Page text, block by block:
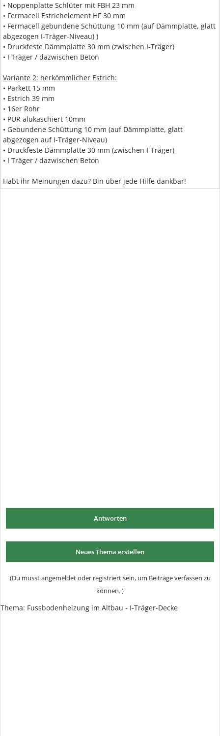
• Noppenplatte Schlüter mit FBH 23 mm
• Fermacell Estrichelement HF 30 mm
• Fermacell gebundene Schüttung 10 mm (auf Dämmplatte, glatt
abgezogen I-Träger-Niveau) )
• Druckfeste Dämmplatte 30 mm (zwischen I-Träger)
• I Träger / dazwischen Beton
Variante 2: herkömmlicher Estrich:
• Parkett 15 mm
• Estrich 39 mm
• 16er Rohr
• PUR alukaschiert 10mm
• Gebundene Schüttung 10 mm (auf Dämmplatte, glatt
abgezogen auf I-Träger-Niveau)
• Druckfeste Dämmplatte 30 mm (zwischen I-Träger)
• I Träger / dazwischen Beton
Habt ihr Meinungen dazu? Bin über jede Hilfe dankbar!
Antworten
Neues Thema erstellen
(Du musst angemeldet oder registriert sein, um Beiträge verfassen zu
können. )
Thema: Fussbodenheizung im Altbau - I-Träger-Decke